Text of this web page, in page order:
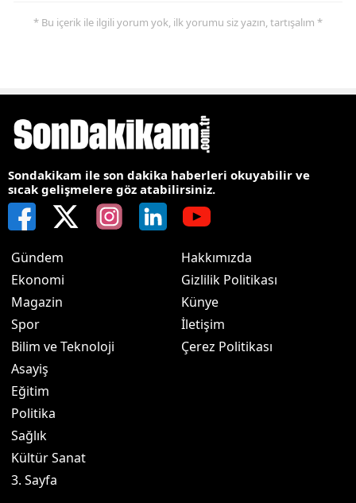
* Bu içerik ile ilgili yorum yok, ilk yorumu siz yazın, tartışalım *
Sondakikam ile son dakika haberleri okuyabilir ve
sıcak gelişmelere göz atabilirsiniz.
Gündem
Ekonomi
Magazin
Spor
Bilim ve Teknoloji
Asayiş
Eğitim
Politika
Sağlık
Kültür Sanat
3. Sayfa
Hakkımızda
Gizlilik Politikası
Künye
İletişim
Çerez Politikası